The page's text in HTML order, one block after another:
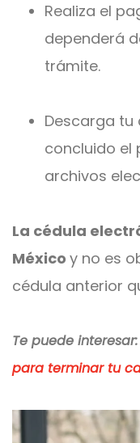
Realiza el
dependerá
trámite.
Descarga tu
concluido el
archivos
La cédula
México y no es
cédula anterior
Te puede interesar:
para terminar tu